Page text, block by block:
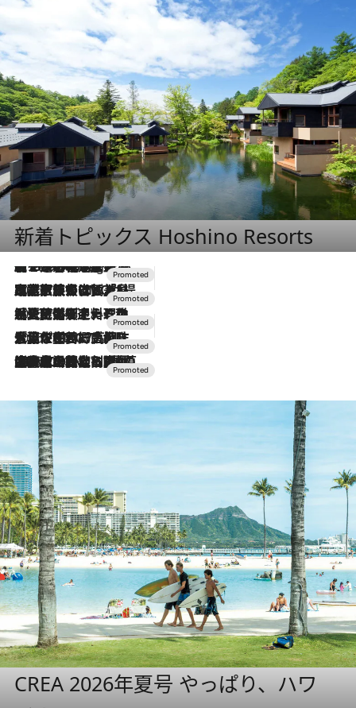
新着トピックス Hoshino Resorts
10 Hours Ago
【トンボの足水浴】ヒノキの香りに包まれて涼感マックス！約13℃の湧水かけ流しを避暑地「星野温泉 トンボの湯」で体験
2026.7.31
【ホテル帰省】という選択肢をOMOが提案。家族とほどよい距離を保つには「昼は実家、夜は気兼ねなくホテルで！」
2026.7.24
【夏限定ディナーコース】旬を迎える稚鮎や花ズッキーニなどをイタリア・トスカーナの郷土料理の手法で満喫！
2026.7.17
「土佐和ハーブかき氷」がOMO7高知に登場！生姜、山椒、大葉など目にも舌にも涼を呼ぶ郷土の味
2026.7.10
NEW OPEN！【界 草津】名湯の地に誕生。趣の異なる2種の温泉と上州ならではの会席・蕎麦割烹など美食を味わう究極の癒やし旅
CREA 2026年夏号 やっぱり、ハワ